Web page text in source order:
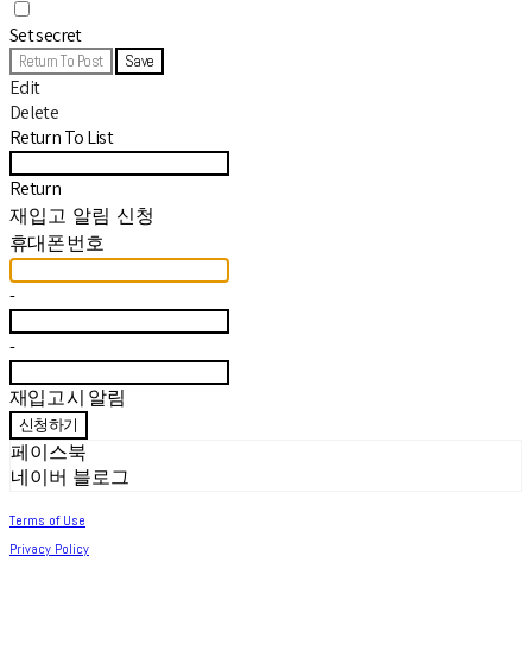
Set secret
Return To Post Save
Edit
Delete
Return To List
Return
재입고 알림 신청
휴대폰 번호
-
-
재입고 시 알림
신청하기
페이스북
네이버 블로그
Terms of Use
Privacy Policy